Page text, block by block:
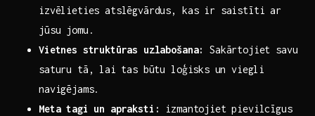
izvēlieties atslēgvārdus, kas ir saistīti ar⁣
jūsu jomu.
Vietnes struktūras uzlabošana:
Sakārtojiet savu
saturu tā,⁤ lai tas būtu loģisks⁤ un viegli
navigējams.
Meta tagi un apraksti:
izmantojiet pievilcīgus